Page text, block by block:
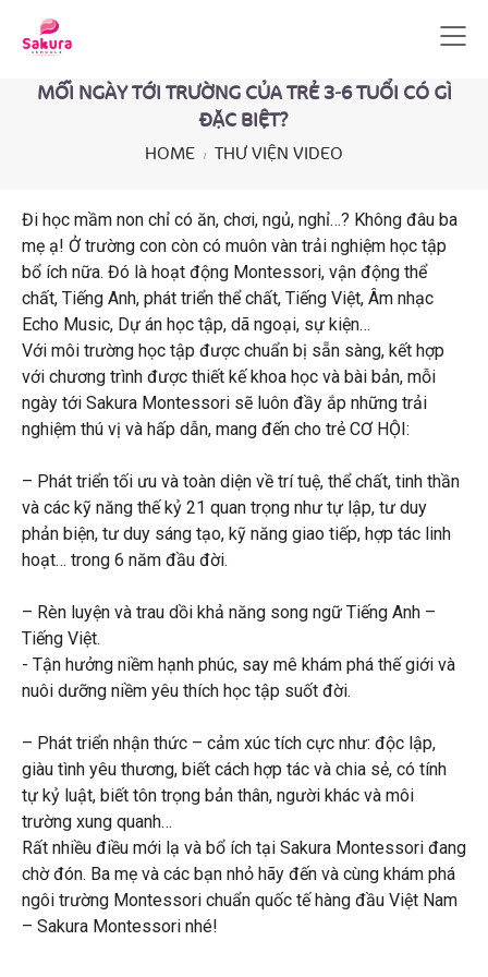
MỖI NGÀY TỚI TRƯỜNG CỦA TRẺ 3-6 TUỔI CÓ GÌ
ĐẶC BIỆT?
HOME THƯ VIỆN VIDEO
Đi học mầm non chỉ có ăn, chơi, ngủ, nghỉ…? Không đâu ba
mẹ ạ! Ở trường con còn có muôn vàn trải nghiệm học tập
bổ ích nữa. Đó là hoạt động Montessori, vận động thể
chất, Tiếng Anh, phát triển thể chất, Tiếng Việt, Âm nhạc
Echo Music, Dự án học tập, dã ngoại, sự kiện…
Với môi trường học tập được chuẩn bị sẵn sàng, kết hợp
với chương trình được thiết kế khoa học và bài bản, mỗi
ngày tới Sakura Montessori sẽ luôn đầy ắp những trải
nghiệm thú vị và hấp dẫn, mang đến cho trẻ CƠ HỘI:
– Phát triển tối ưu và toàn diện về trí tuệ, thể chất, tinh thần
và các kỹ năng thế kỷ 21 quan trọng như tự lập, tư duy
phản biện, tư duy sáng tạo, kỹ năng giao tiếp, hợp tác linh
hoạt… trong 6 năm đầu đời.
– Rèn luyện và trau dồi khả năng song ngữ Tiếng Anh –
Tiếng Việt.
️- Tận hưởng niềm hạnh phúc, say mê khám phá thế giới và
nuôi dưỡng niềm yêu thích học tập suốt đời.
– Phát triển nhận thức – cảm xúc tích cực như: độc lập,
giàu tình yêu thương, biết cách hợp tác và chia sẻ, có tính
tự kỷ luật, biết tôn trọng bản thân, người khác và môi
trường xung quanh…
Rất nhiều điều mới lạ và bổ ích tại Sakura Montessori đang
chờ đón. Ba mẹ và các bạn nhỏ hãy đến và cùng khám phá
ngôi trường Montessori chuẩn quốc tế hàng đầu Việt Nam
– Sakura Montessori nhé!